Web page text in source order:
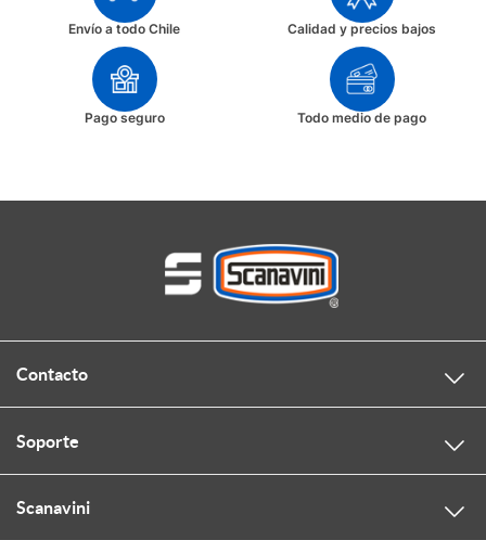
Envío a todo Chile Calidad y precios bajos
Pago seguro Todo medio de pago
Contacto
Soporte
Scanavini